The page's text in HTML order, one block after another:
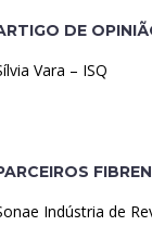
DE
Vara – ISQ
Indústria de